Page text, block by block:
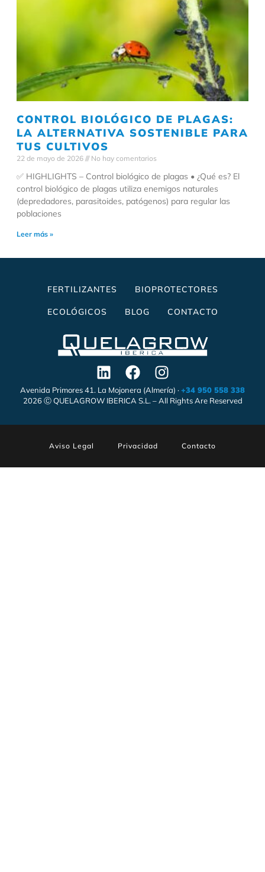
CONTROL BIOLÓGICO DE PLAGAS:
LA ALTERNATIVA SOSTENIBLE PARA
TUS CULTIVOS
22 de mayo de 2026 No hay comentarios
✅ HIGHLIGHTS – Control biológico de plagas • ¿Qué es? El
control biológico de plagas utiliza enemigos naturales
(depredadores, parasitoides, patógenos) para regular las
poblaciones
Leer más »
FERTILIZANTES BIOPROTECTORES
ECOLÓGICOS BLOG CONTACTO
Avenida Primores 41. La Mojonera (Almería) ·+34 950 558 338
2026 Ⓒ QUELAGROW IBERICA S.L. – All Rights Are Reserved
Aviso Legal Privacidad Contacto